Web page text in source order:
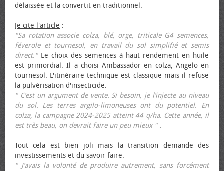
délaissée et la convertit en traditionnel.
Je cite l'article :
"Sa rotation associe colza, blé, orge, triticale G4 semences,
féverole et tournesol, en travail du sol simplifié et semis
direct."Le choix des semences à haut rendement en huile
est primordial. Il a choisi Ambassador en colza, Angelo en
tournesol. L'itinéraire technique est classique mais il refuse
la pulvérisation d'insecticide.
" C’est un argument de vente. Si besoin, je l’injecte au niveau
du sol. Les terres argilo-limoneuses ont du potentiel. En
colza, la campagne 2024-2025 atteint 44 q/ha. Cette année, il
est très beau, on devrait faire un peu mieux ".
Tout cela est bien joli mais la transition demande des
investissements et du savoir faire.
" J’avais la volonté de produire autrement, sans forcément